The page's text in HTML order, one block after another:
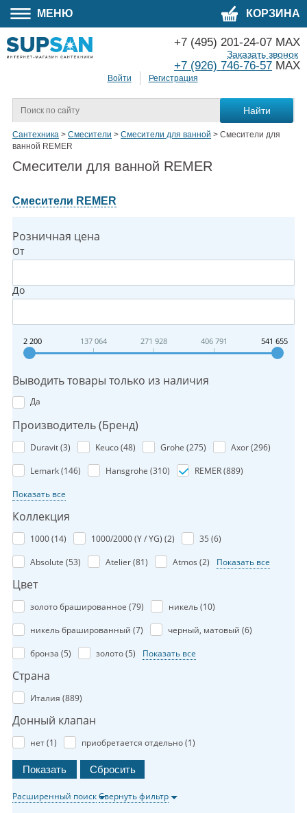
МЕНЮ КОРЗИНА
Войти Регистрация
+7 (495) 201-24-07 MAX
+7 (926) 746-76-57 MAX
Заказать звонок
Сантехника > Смесители > Смесители для ванной > Смесители для
ванной REMER
Смесители для ванной REMER
Смесители REMER
Розничная цена
От
До
2 200 137 064 271 928 406 791 541 655
Выводить товары только из наличия
Да
Производитель (Бренд)
Duravit (3) Keuco (48) Grohe (275) Axor (296)
Lemark (146) Hansgrohe (310) REMER (889)
Показать все
Коллекция
1000 (14) 1000/2000 (Y / YG) (2) 35 (6)
Absolute (53) Atelier (81) Atmos (2) Показать все
Цвет
золото брашированное (79) никель (10)
никель брашированный (7) черный, матовый (6)
бронза (5) золото (5) Показать все
Страна
Италия (889)
Донный клапан
нет (1) приобретается отдельно (1)
Расширенный поискСвернуть фильтр